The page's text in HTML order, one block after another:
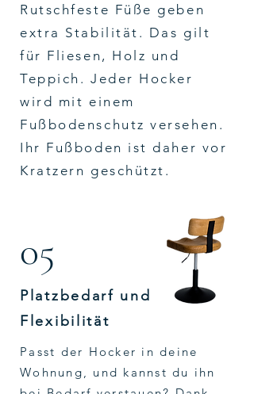
Rutschfeste Füße geben
extra Stabilität. Das gilt
für Fliesen, Holz und
Teppich. Jeder Hocker
wird mit einem
Fußbodenschutz versehen.
Ihr Fußboden ist daher vor
Kratzern geschützt.
05
Platzbedarf und
Flexibilität
Passt der Hocker in deine
Wohnung, und kannst du ihn